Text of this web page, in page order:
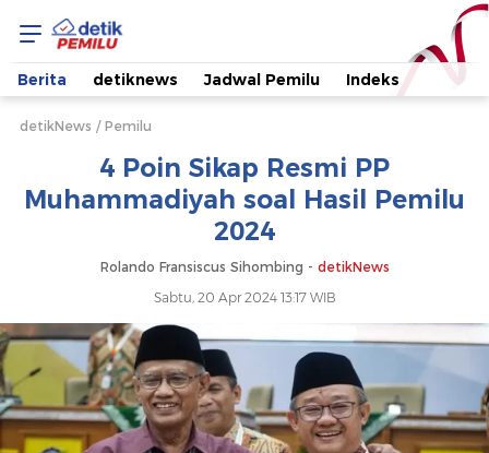
4
Poin
Sikap
Resmi
Muhammadiyah
soal
Hasil
Berita detiknews Jadwal Pemilu Indeks
detikNews Pemilu
4 Poin Sikap Resmi PP
Muhammadiyah soal Hasil Pemilu
2024
Rolando Fransiscus Sihombing - detikNews
Sabtu, 20 Apr 2024 13:17 WIB